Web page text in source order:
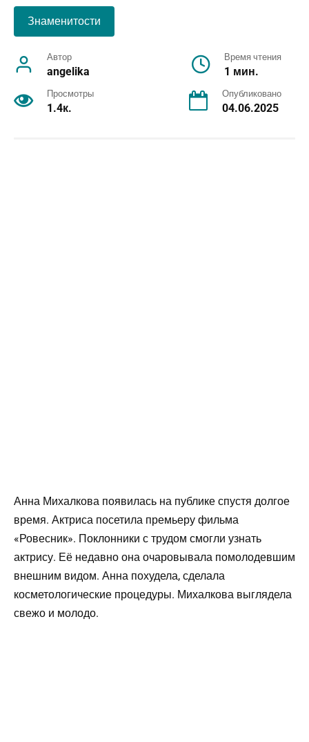
Знаменитости
Автор
angelika
Время чтения
1 мин.
Просмотры
1.4к.
Опубликовано
04.06.2025
Анна Михалкова появилась на публике спустя долгое
время. Актриса посетила премьеру фильма
«Ровесник». Поклонники с трудом смогли узнать
актрису. Её недавно она очаровывала помолодевшим
внешним видом. Анна похудела, сделала
косметологические процедуры. Михалкова выглядела
свежо и молодо.